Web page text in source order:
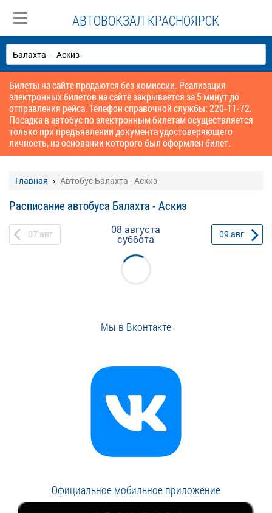
АВТОВОКЗАЛ КРАСНОЯРСК
Билеты на сайте продаются без комиссии. Реализация
электронных билетов на сайте закрывается за 5 минут до
отправления рейса. Телефон справочной службы: 220-11-72.
Посадка в автобус по электронным билетам осуществляется
только при предъявлении документа удостоверяющего
личность, на основании которого был оформлен билет.
Главная Автобус Балахта - Аскиз
Расписание автобуса Балахта - Аскиз
07 авг 08 августа
суббота 09 авг
Мы в Вконтакте
Официальное мобильное приложение